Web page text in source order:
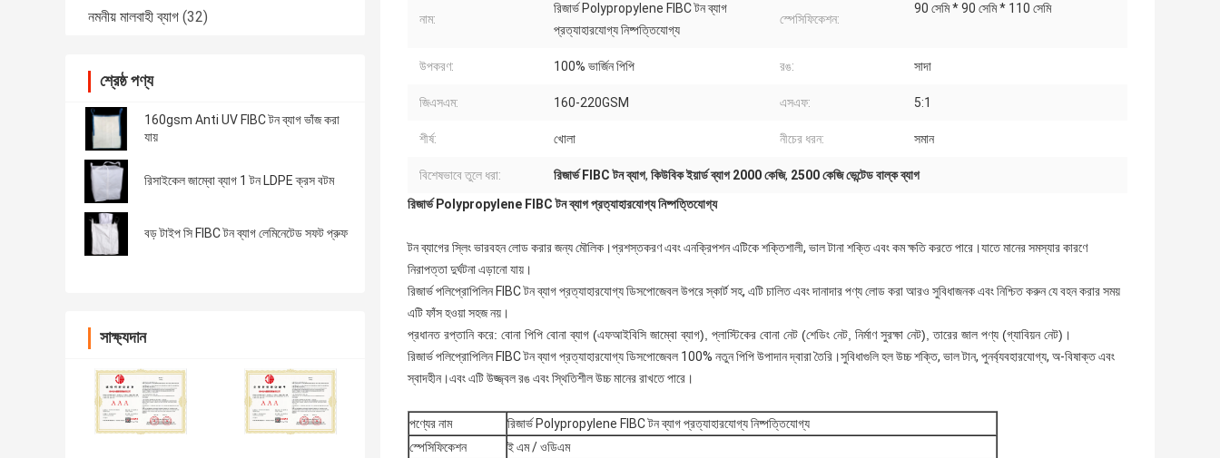
নমনীয় মালবাহী ব্যাগ (32)
শ্রেষ্ঠ পণ্য
160gsm Anti UV FIBC টন ব্যাগ ভাঁজ করা
যায়
রিসাইকেল জাম্বো ব্যাগ 1 টন LDPE ক্রস বটম
বড় টাইপ সি FIBC টন ব্যাগ লেমিনেটেড সফট প্রুফ
সাক্ষ্যদান
নাম:
রিজার্ভ Polypropylene FIBC টন ব্যাগ
প্রত্যাহারযোগ্য নিষ্পত্তিযোগ্য
স্পেসিফিকেশন:
90 সেমি * 90 সেমি * 110 সেমি
উপকরণ: 100% ভার্জিন পিপি রঙ: সাদা
জিএসএম: 160-220GSM এসএফ: 5:1
শীর্ষ: খোলা নীচের ধরন: সমান
বিশেষভাবে তুলে ধরা: রিজার্ভ FIBC টন ব্যাগ, কিউবিক ইয়ার্ড ব্যাগ 2000 কেজি, 2500 কেজি ভেন্টেড বাল্ক ব্যাগ
রিজার্ভ Polypropylene FIBC টন ব্যাগ প্রত্যাহারযোগ্য নিষ্পত্তিযোগ্য
টন ব্যাগের স্লিং ভারবহন লোড করার জন্য মৌলিক।প্রশস্তকরণ এবং এনক্রিপশন এটিকে শক্তিশালী, ভাল টানা শক্তি এবং কম ক্ষতি করতে পারে।যাতে মানের সমস্যার কারণে
নিরাপত্তা দুর্ঘটনা এড়ানো যায়।
রিজার্ভ পলিপ্রোপিলিন FIBC টন ব্যাগ প্রত্যাহারযোগ্য ডিসপোজেবল উপরে স্কার্ট সহ, এটি চালিত এবং দানাদার পণ্য লোড করা আরও সুবিধাজনক এবং নিশ্চিত করুন যে বহন করার সময়
এটি ফাঁস হওয়া সহজ নয়।
প্রধানত রপ্তানি করে: বোনা পিপি বোনা ব্যাগ (এফআইবিসি জাম্বো ব্যাগ), প্লাস্টিকের বোনা নেট (শেডিং নেট, নির্মাণ সুরক্ষা নেট), তারের জাল পণ্য (গ্যাবিয়ন নেট)।
রিজার্ভ পলিপ্রোপিলিন FIBC টন ব্যাগ প্রত্যাহারযোগ্য ডিসপোজেবল 100% নতুন পিপি উপাদান দ্বারা তৈরি।সুবিধাগুলি হল উচ্চ শক্তি, ভাল টান, পুনর্ব্যবহারযোগ্য, অ-বিষাক্ত এবং
স্বাদহীন।এবং এটি উজ্জ্বল রঙ এবং স্থিতিশীল উচ্চ মানের রাখতে পারে।
পণ্যের নাম
রিজার্ভ Polypropylene FIBC টন ব্যাগ প্রত্যাহারযোগ্য নিষ্পত্তিযোগ্য
স্পেসিফিকেশন
ই এম / ওডিএম